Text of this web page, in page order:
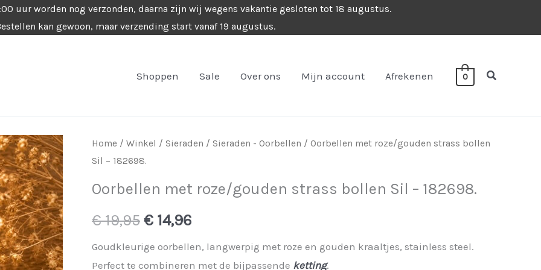
uur worden nog verzonden, daarna zijn wij wegens vakantie gesloten tot 18 augustus.
kan gewoon, maar verzending start vanaf 19 augustus.
Shoppen Sale Over ons Mijn account Afrekenen 0 Zoeken
Home / Winkel / Sieraden / Sieraden - Oorbellen / Oorbellen met roze/gouden strass bollen
Sil – 182698.
Oorbellen met roze/gouden strass bollen Sil – 182698.
€19,95 Oorspronkelijke
prijs
€ 14,96Huidige
prijs
Goudkleurige oorbellen, langwerpig met roze en gouden kraaltjes, stainless steel.
Perfect te combineren met de bijpassende ketting.